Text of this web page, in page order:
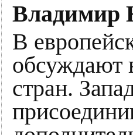
Владимир
В
обсуждают
стран.